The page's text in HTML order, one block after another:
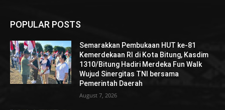
POPULAR POSTS
Semarakkan Pembukaan HUT ke-81
Kemerdekaan RI di Kota Bitung, Kasdim
1310/Bitung Hadiri Merdeka Fun Walk
Wujud Sinergitas TNI bersama
Pemerintah Daerah
August 7, 2026